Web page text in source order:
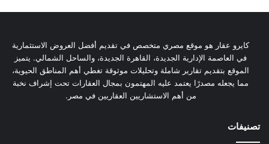
كايرو عقار هو موقع مصري متخصص في تقديم أفضل العروض الاستثمارية
في العاصمة الإدارية الجديدة، القاهرة الجديدة، والساحل الشمالي. يتميز
الموقع بتقديم تقارير شاملة وتحليلات موثوقة تغطي أهم المناطق الحيوية،
مما يجعله مصدرًا يعتمد عليه المهتمون بمجال العقارات تحت إشراف نخبة
من أهم الاستشاريين العقاريين في مصر.
تصنيفات